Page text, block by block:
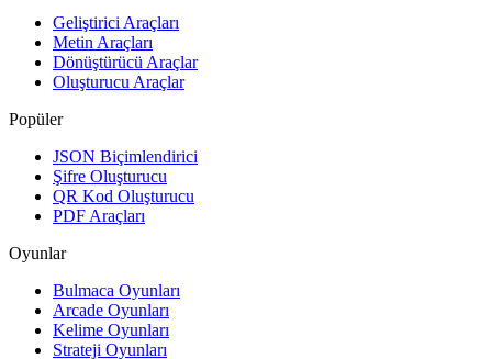
Geliştirici Araçları
Metin Araçları
Dönüştürücü Araçlar
Oluşturucu Araçlar
Popüler
JSON Biçimlendirici
Şifre Oluşturucu
QR Kod Oluşturucu
PDF Araçları
Oyunlar
Bulmaca Oyunları
Arcade Oyunları
Kelime Oyunları
Strateji Oyunları